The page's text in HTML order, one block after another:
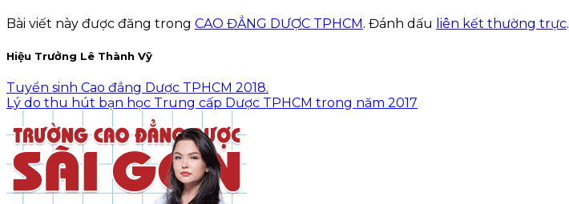
Bài viết này được đăng trong CAO ĐẲNG DƯỢC TPHCM . Đánh dấu liên kết thường trực.
Hiệu Trưởng Lê Thành Vỹ
Tuyển sinh Cao đẳng Dược TPHCM 2018.
Lý do thu hút bạn học Trung cấp Dược TPHCM trong năm 2017